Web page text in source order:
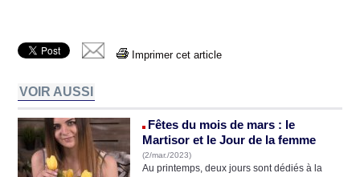
Imprimer cet article
VOIR AUSSI
Fêtes du mois de mars : le
Martisor et le Jour de la femme
(2/mar./2023)
Au printemps, deux jours sont dédiés à la